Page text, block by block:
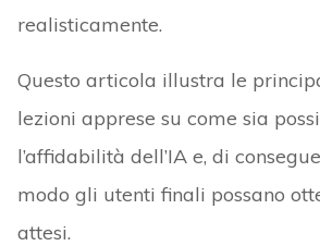
realisticamente.
Questo articola illustra le
lezioni apprese su come sia
l’affidabilità dell’IA e, di
modo gli utenti finali possano
attesi.